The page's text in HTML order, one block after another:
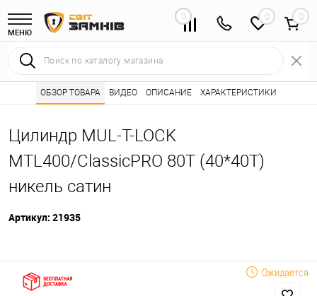
МЕНЮ
0 0
Интернет магазин замков Каталог товаров ⭐ • Сердцевины
Цилиндр MUL-T-LOCK
MTL400/ClassicPRO 80T (40*40T)
никель сатин
Артикул: 21935
ОБЗОР ТОВАРА ВИДЕО ОПИСАНИЕ ХАРАКТЕРИСТИКИ
Ожидается